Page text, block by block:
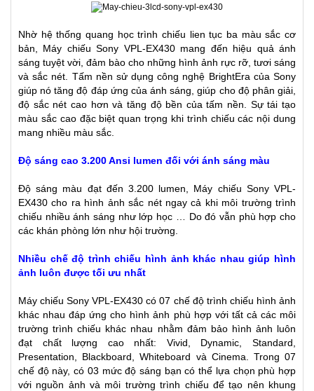
Nhờ hệ thống quang học trình chiếu lien tục ba màu sắc cơ
bản, Máy chiếu Sony VPL-EX430 mang đến hiệu quả ánh
sáng tuyệt vời, đảm bào cho những hình ảnh rực rỡ, tươi sáng
và sắc nét. Tấm nền sử dụng công nghệ BrightEra của Sony
giúp nó tăng độ đáp ứng của ánh sáng, giúp cho độ phân giải,
độ sắc nét cao hơn và tăng độ bền của tấm nền. Sự tái tạo
màu sắc cao đặc biệt quan trọng khi trình chiếu các nội dung
mang nhiều màu sắc.
Độ sáng cao 3.200 Ansi lumen đối với ánh sáng màu
Độ sáng màu đạt đến 3.200 lumen, Máy chiếu Sony VPL-
EX430 cho ra hình ảnh sắc nét ngay cả khi môi trường trình
chiếu nhiều ánh sáng như lớp học … Do đó vẫn phù hợp cho
các khán phòng lớn như hội trường.
Nhiều chế độ trình chiếu hình ảnh khác nhau giúp hình
ảnh luôn được tối ưu nhất
Máy chiếu Sony VPL-EX430 có 07 chế độ trình chiếu hình ảnh
khác nhau đáp ứng cho hình ảnh phù hợp với tất cả các môi
trường trình chiếu khác nhau nhằm đảm bảo hình ảnh luôn
đạt chất lượng cao nhất: Vivid, Dynamic, Standard,
Presentation, Blackboard, Whiteboard và Cinema. Trong 07
chế độ này, có 03 mức độ sáng bạn có thể lựa chọn phù hợp
với nguồn ảnh và môi trường trình chiếu để tạo nên khung